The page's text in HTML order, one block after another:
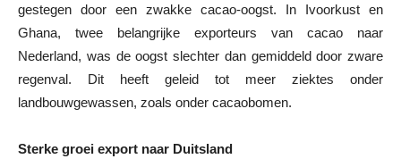
gestegen door een zwakke cacao-oogst. In Ivoorkust en
Ghana, twee belangrijke exporteurs van cacao naar
Nederland, was de oogst slechter dan gemiddeld door zware
regenval. Dit heeft geleid tot meer ziektes onder
landbouwgewassen, zoals onder cacaobomen.
Sterke groei export naar Duitsland